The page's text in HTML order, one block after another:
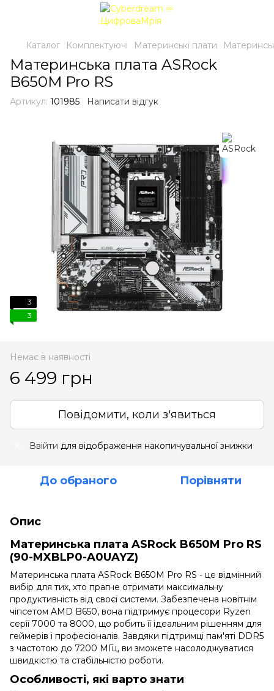
Каталог Комплектуючі Материнські плати
Материнська плата ASRock
B650M Pro RS
Артикул: 101985 Написати відгук
3
3
Немає в наявності
6 499 грн
Повідомити, коли з'явиться
Ввійти для відображення накопичувальної знижки
До обраного Порівняти
Опис
Материнська плата ASRock B650M Pro RS
(90-MXBLP0-A0UAYZ)
Материнська плата ASRock B650M Pro RS - це відмінний
вибір для тих, хто прагне отримати максимальну
продуктивність від своєї системи. Забезпечена новітнім
чіпсетом AMD B650, вона підтримує процесори Ryzen
серії 7000 та 8000, що робить її ідеальним рішенням для
геймерів і професіоналів. Завдяки підтримці пам'яті DDR5
з частотою до 7200 МГц, ви зможете насолоджуватися
швидкістю та стабільністю роботи.
Особливості, які варто знати